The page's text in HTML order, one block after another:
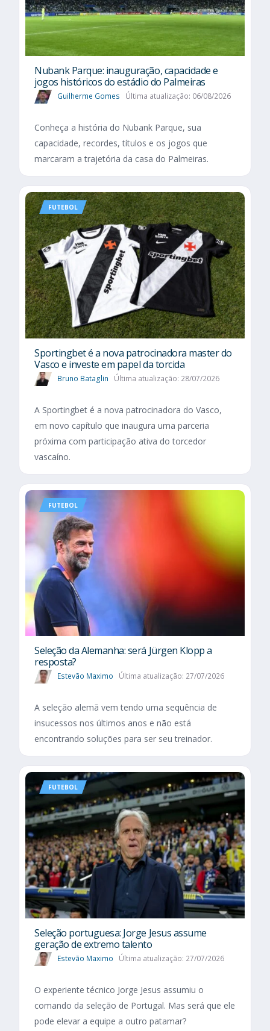
Nubank Parque: inauguração, capacidade e
jogos históricos do estádio do Palmeiras
Guilherme Gomes Última atualização: 06/08/2026
Conheça a história do Nubank Parque, sua
capacidade, recordes, títulos e os jogos que
marcaram a trajetória da casa do Palmeiras.
FUTEBOL
Sportingbet é a nova patrocinadora master do
Vasco e investe em papel da torcida
Bruno Bataglin Última atualização: 28/07/2026
A Sportingbet é a nova patrocinadora do Vasco,
em novo capítulo que inaugura uma parceria
próxima com participação ativa do torcedor
vascaíno.
FUTEBOL
Seleção da Alemanha: será Jürgen Klopp a
resposta?
Estevão Maximo Última atualização: 27/07/2026
A seleção alemã vem tendo uma sequência de
insucessos nos últimos anos e não está
encontrando soluções para ser seu treinador.
FUTEBOL
Seleção portuguesa: Jorge Jesus assume
geração de extremo talento
Estevão Maximo Última atualização: 27/07/2026
O experiente técnico Jorge Jesus assumiu o
comando da seleção de Portugal. Mas será que ele
pode elevar a equipe a outro patamar?